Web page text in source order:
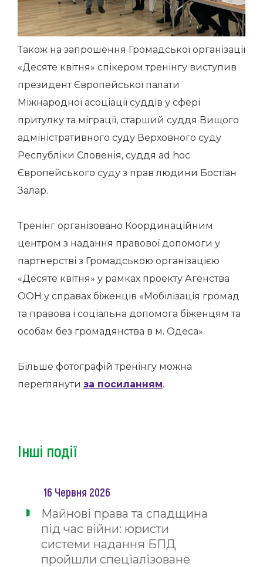
Також на запрошення Громадської організації
«Десяте квітня» спікером тренінгу виступив
президент Європейської палати
Міжнародної асоціації суддів у сфері
притулку та міграції, старший суддя Вищого
адміністративного суду Верховного суду
Республіки Словенія, суддя ad hoc
Європейського суду з прав людини Бостіан
Залар.
Тренінг організовано Координаційним
центром з надання правової допомоги у
партнерстві з Громадською організацією
«Десяте квітня» у рамках проекту Агенства
ООН у справах біженців «Мобілізація громад
та правова і соціальна допомога біженцям та
особам без громадянства в м. Одеса».
Більше фотографій тренінгу можна
переглянути за посиланням.
Інші події
16 Червня 2026
Майнові права та спадщина
під час війни: юристи
системи надання БПД
пройшли спеціалізоване